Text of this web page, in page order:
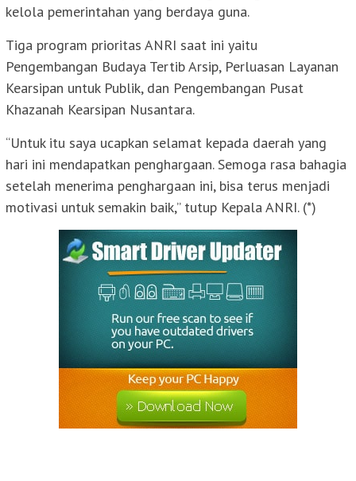
kelola pemerintahan yang berdaya guna.
Tiga program prioritas ANRI saat ini yaitu
Pengembangan Budaya Tertib Arsip, Perluasan Layanan
Kearsipan untuk Publik, dan Pengembangan Pusat
Khazanah Kearsipan Nusantara.
“Untuk itu saya ucapkan selamat kepada daerah yang
hari ini mendapatkan penghargaan. Semoga rasa bahagia
setelah menerima penghargaan ini, bisa terus menjadi
motivasi untuk semakin baik,” tutup Kepala ANRI. (*)